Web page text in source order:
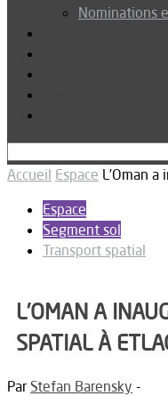
Nominations
Accueil Espace L’Oman
Espace
Segment sol
Transport spatial
L’OMAN A
SPATIAL À
Par Stefan Barensky -